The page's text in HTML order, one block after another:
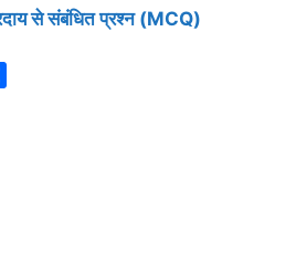
से संबंधित प्रश्न (MCQ)